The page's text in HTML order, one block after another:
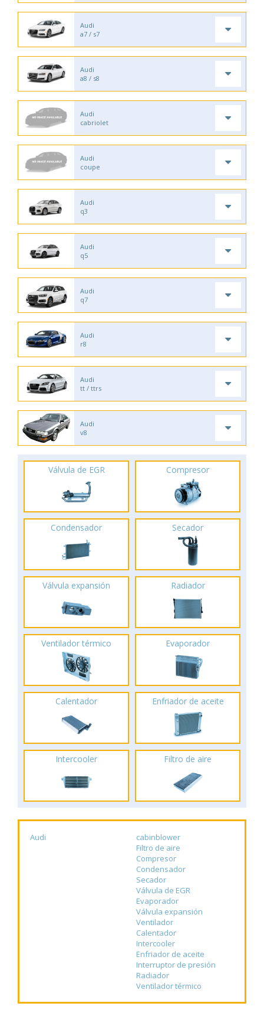
Audi
a7 / s7
Audi
a8 / s8
Audi
cabriolet
Audi
coupe
Audi
q3
Audi
q5
Audi
q7
Audi
r8
Audi
tt / ttrs
Audi
v8
Válvula de EGR Compresor
Condensador Secador
Válvula expansión Radiador
Ventilador térmico Evaporador
Calentador Enfriador de aceite
Intercooler Filtro de aire
Audi
cabinblower
Filtro de aire
Compresor
Condensador
Secador
Válvula de EGR
Evaporador
Válvula expansión
Ventilador
Calentador
Intercooler
Enfriador de aceite
Interruptor de presión
Radiador
Ventilador térmico